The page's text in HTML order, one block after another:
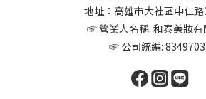
地址：高雄市大社區中仁
☞ 營業人名稱: 和泰美妝有
☞ 公司統編: